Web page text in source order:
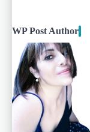
WP Post Author